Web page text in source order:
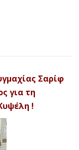
Σαρίφ
για τη
!